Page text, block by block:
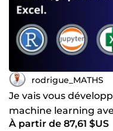
rodrigue_MATHS
Je vais vous
machine learning
À partir de 87,61 $US